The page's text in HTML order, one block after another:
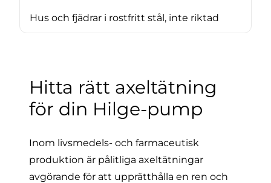
Hus och fjädrar i rostfritt stål, inte riktad
Hitta rätt axeltätning
för din Hilge-pump
Inom livsmedels- och farmaceutisk
produktion är pålitliga axeltätningar
avgörande för att upprätthålla en ren och